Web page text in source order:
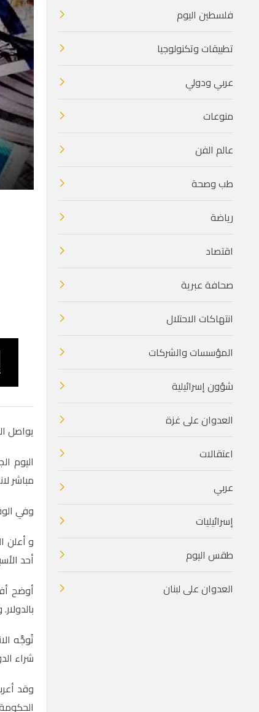
يواصل
مباشر
وفي الوقت
أحد
أوضح
تُوجَّه
شراء
وقد
فلسطين اليوم
تطبيقات وتكنولوجيا
عربي ودولي
منوعات
عالم الفن
طب وصحة
رياضة
اقتصاد
صحافة عبرية
انتهاكات الاحتلال
المؤسسات والشركات
شؤون إسرائيلية
العدوان على غزة
اعتقالات
عربي
إسرائيليات
طقس اليوم
العدوان على لبنان